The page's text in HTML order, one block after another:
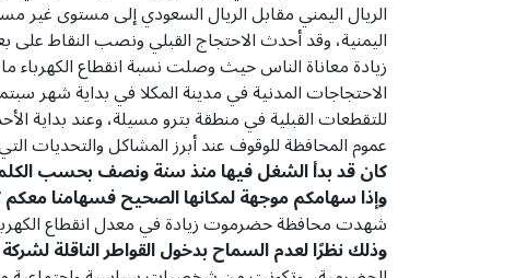
اليمنية، وقد أحدث الاحتجاج القبلي ونصب النقاط
الاحتجاجات المدنية في مدينة المكلا في بداية شهر
عموم المحافظة للوقوف عند أبرز المشاكل والتحديات
كان قد بدأ الشغل فيها منذ سنة ونصف بحسب
وإذا سهامكم موجهة لمكانها الصحيح فسهامنا
شهدت محافظة حضرموت زيادة في معدل انقطاع
وذلك نظرًا لعدم السماح بدخول القواطر الناقلة